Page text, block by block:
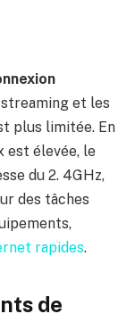
et les
plus limitée. En
est élevée, le
du 2. 4GHz,
des tâches
rapides.
de